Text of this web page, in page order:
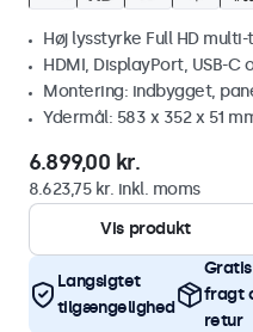
Høj lysstyrke Full HD
HDMI, DisplayPort, USB-C
Montering: indbygget,
Ydermål: 583 x 352 x 51
6.899,00 kr.
8.623,75 kr. inkl. moms
Vis produkt
Langsigtet
tilgængelighed
Gratis
fragt
retur